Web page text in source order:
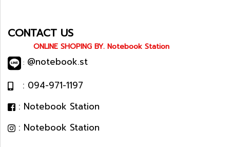
CONTACT US
ONLINE SHOPING BY. Notebook Station
: @notebook.st
: 094-971-1197
: Notebook Station
: Notebook Station